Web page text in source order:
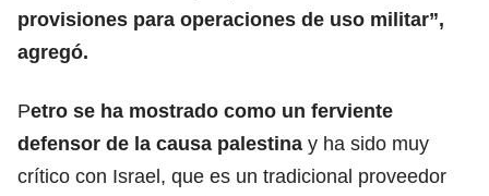
provisiones para operaciones de uso militar”,
agregó.
Petro se ha mostrado como un ferviente
defensor de la causa palestina y ha sido muy
crítico con Israel, que es un tradicional proveedor